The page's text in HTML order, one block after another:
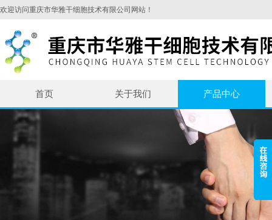
欢迎访问重庆市华雅干细胞技术有限公司网站！
首页 关于我们 产品中心